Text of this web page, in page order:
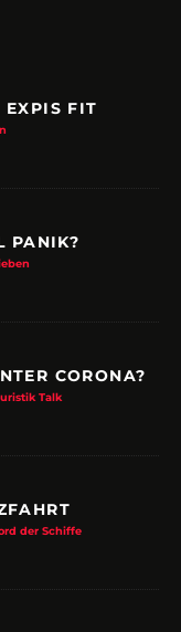
EXPIS FIT
PANIK?
CORONA?
Talk
der Schiffe